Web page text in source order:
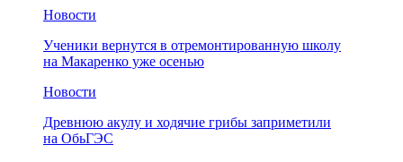
Новости
Ученики вернутся в отремонтированную школу
на Макаренко уже осенью
Новости
Древнюю акулу и ходячие грибы заприметили
на ОбьГЭС